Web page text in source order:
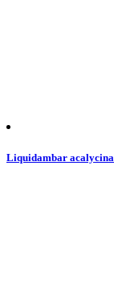
Liquidambar acalycina